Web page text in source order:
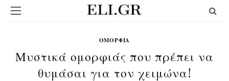
ΟΜΟΡΦΙΆ
Μυστικά ομορφιάς που πρέπει να
θυμάσαι για τον χειμώνα!